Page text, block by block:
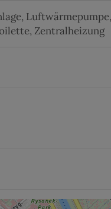
Luftwärmepumpe
Zentralheizung